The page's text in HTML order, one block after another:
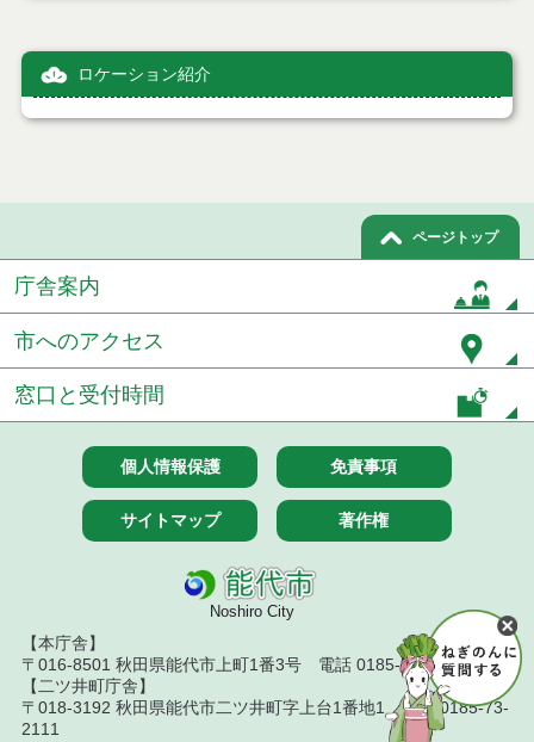
ロケーション紹介
ページトップ
庁舎案内
市へのアクセス
窓口と受付時間
個人情報保護 免責事項
サイトマップ 著作権
Noshiro City
【本庁舎】
〒016-8501 秋田県能代市上町1番3号 電話 0185-52-2111
【二ツ井町庁舎】
〒018-3192 秋田県能代市二ツ井町字上台1番地1 電話 0185-73-
2111